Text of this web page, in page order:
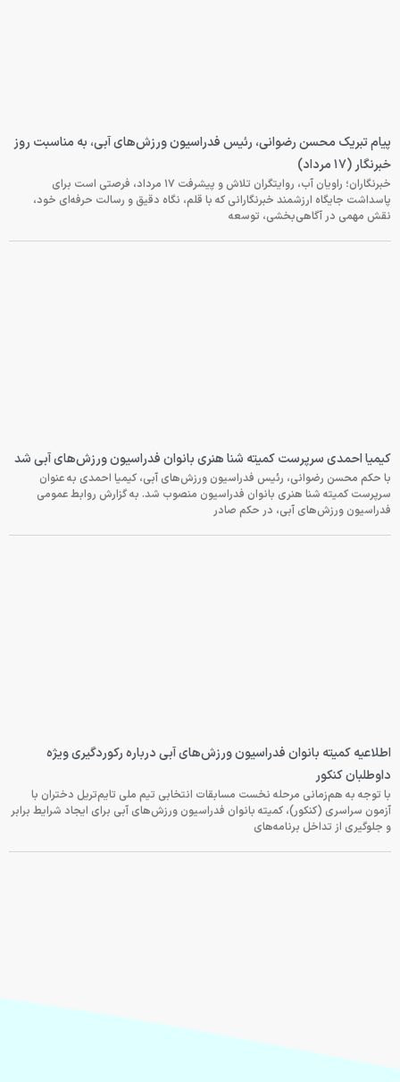
پیام تبریک محسن رضوانی، رئیس فدراسیون ورزش‌های آبی، به مناسبت روز
خبرنگار (۱۷ مرداد)
خبرنگاران؛ راویان آب، روایتگران تلاش و پیشرفت ۱۷ مرداد، فرصتی است برای
پاسداشت جایگاه ارزشمند خبرنگارانی که با قلم، نگاه دقیق و رسالت حرفه‌ای خود،
نقش مهمی در آگاهی‌بخشی، توسعه
کیمیا احمدی سرپرست کمیته شنا هنری بانوان فدراسیون ورزش‌های آبی شد
با حکم محسن رضوانی، رئیس فدراسیون ورزش‌های آبی، کیمیا احمدی به عنوان
سرپرست کمیته شنا هنری بانوان فدراسیون منصوب شد. به گزارش روابط عمومی
فدراسیون ورزش‌های آبی، در حکم صادر
اطلاعیه کمیته بانوان فدراسیون ورزش‌های آبی درباره رکوردگیری ویژه
داوطلبان کنکور
با توجه به هم‌زمانی مرحله نخست مسابقات انتخابی تیم ملی تایم‌تریل دختران با
آزمون سراسری (کنکور)، کمیته بانوان فدراسیون ورزش‌های آبی برای ایجاد شرایط برابر
و جلوگیری از تداخل برنامه‌های